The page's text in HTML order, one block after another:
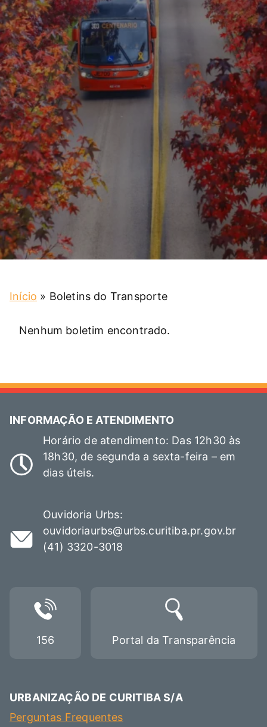
Início » Boletins do Transporte
Nenhum boletim encontrado.
INFORMAÇÃO E ATENDIMENTO
Horário de atendimento: Das 12h30 às
18h30, de segunda a sexta-feira – em
dias úteis.
Ouvidoria Urbs:
ouvidoriaurbs@urbs.curitiba.pr.gov.br
(41) 3320-3018
156 Portal da Transparência
URBANIZAÇÃO DE CURITIBA S/A
Perguntas Frequentes